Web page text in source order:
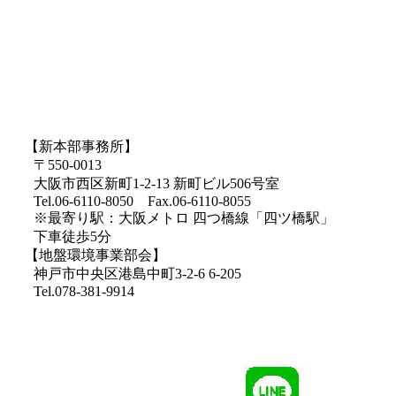
【新本部事務所】
〒550-0013
大阪市西区新町1-2-13 新町ビル506号室
Tel.06-6110-8050 Fax.06-6110-8055
※最寄り駅：大阪メトロ 四つ橋線「四ツ橋駅」
下車徒歩5分
【地盤環境事業部会】
神戸市中央区港島中町3-2-6 6-205
Tel.078-381-9914